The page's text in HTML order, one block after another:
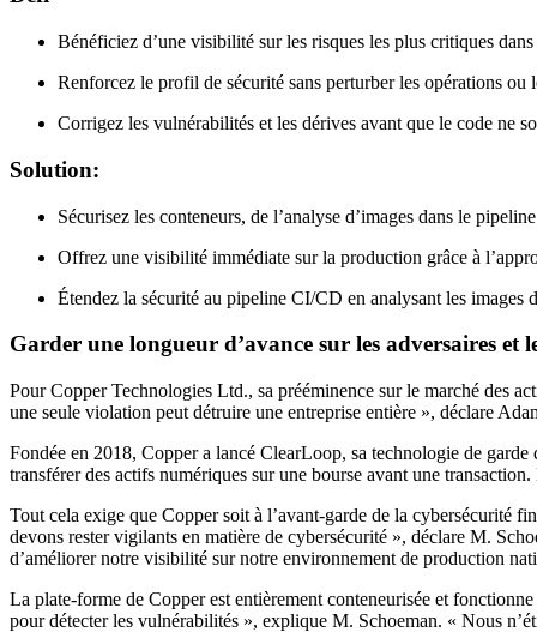
Bénéficiez d’une visibilité sur les risques les plus critiques
Renforcez le profil de sécurité sans perturber les opérations ou
Corrigez les vulnérabilités et les dérives avant que le code ne
Solution:
Sécurisez les conteneurs, de l’analyse d’images dans le
Offrez une visibilité immédiate sur la production grâce à
Étendez la sécurité au pipeline CI/CD en analysant les images
Garder une longueur d’avance sur les adversaires et
Pour Copper Technologies Ltd., sa prééminence sur le marché des
une seule violation peut détruire une entreprise entière », déclare
Fondée en 2018, Copper a lancé ClearLoop, sa technologie de
transférer des actifs numériques sur une bourse avant une
Tout cela exige que Copper soit à l’avant-garde de la cybersécurité
devons rester vigilants en matière de cybersécurité », déclare M.
d’améliorer notre visibilité sur notre environnement de production
La plate-forme de Copper est entièrement conteneurisée et
pour détecter les vulnérabilités », explique M. Schoeman. « Nous